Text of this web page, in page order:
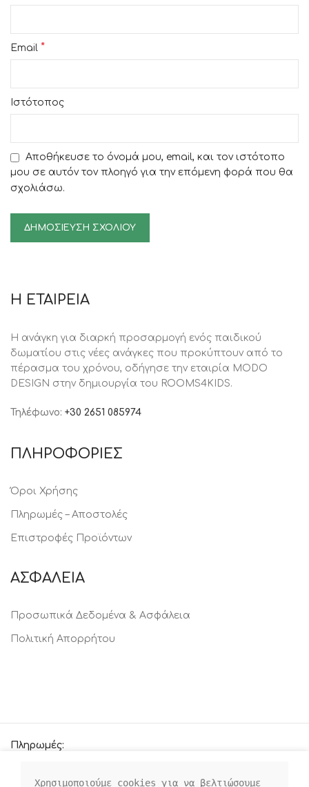
Email *
Ιστότοπος
Αποθήκευσε το όνομά μου, email, και τον ιστότοπο
μου σε αυτόν τον πλοηγό για την επόμενη φορά που θα
σχολιάσω.
Η ΕΤΑΙΡΕΙΑ
Η ανάγκη για διαρκή προσαρμογή ενός παιδικού
δωματίου στις νέες ανάγκες που προκύπτουν από το
πέρασμα του χρόνου, oδήγησε την εταιρία MODO
DESIGN στην δημιουργία του ROOMS4KIDS.
Τηλέφωνο: +30 2651 085974
ΠΛΗΡΟΦΟΡΙΕΣ
Όροι Χρήσης
Πληρωμές – Αποστολές
Επιστροφές Προϊόντων
ΑΣΦΑΛΕΙΑ
Προσωπικά Δεδομένα & Ασφάλεια
Πολιτική Απορρήτου
Πληρωμές:
Χρησιμοποιούμε cookies για να βελτιώσουμε